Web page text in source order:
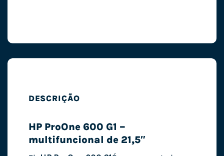
DESCRIÇÃO
HP ProOne 600 G1 –
multifuncional de 21,5″